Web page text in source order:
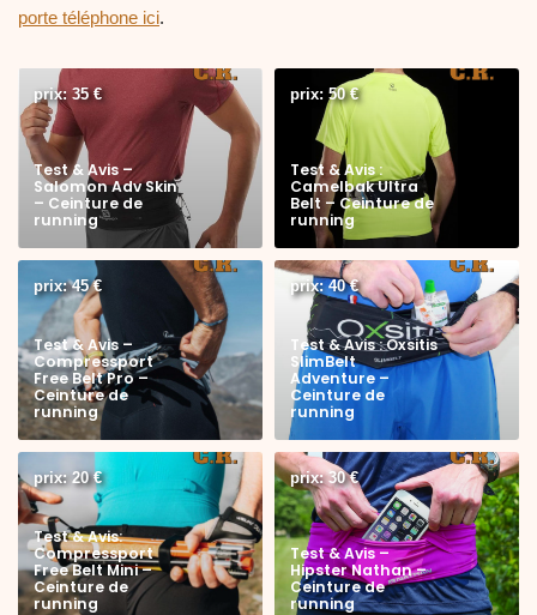
porte téléphone ici.
prix: 35 €
Test & Avis –
Salomon Adv Skin
– Ceinture de
running
prix: 50 €
Test & Avis :
Camelbak Ultra
Belt – Ceinture de
running
prix: 45 €
Test & Avis –
Compressport
Free Belt Pro –
Ceinture de
running
prix: 40 €
Test & Avis : Oxsitis
SlimBelt
Adventure –
Ceinture de
running
prix: 20 €
Test & Avis:
Compressport
Free Belt Mini –
Ceinture de
running
prix: 30 €
Test & Avis –
Hipster Nathan –
Ceinture de
running